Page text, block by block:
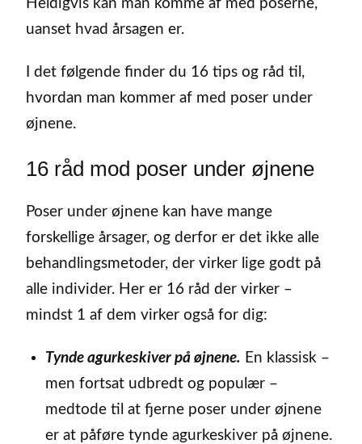
Heldigvis kan man komme af med poserne,
uanset hvad årsagen er.
I det følgende finder du 16 tips og råd til,
hvordan man kommer af med poser under
øjnene.
16 råd mod poser under øjnene
Poser under øjnene kan have mange
forskellige årsager, og derfor er det ikke alle
behandlingsmetoder, der virker lige godt på
alle individer. Her er 16 råd der virker –
mindst 1 af dem virker også for dig:
Tynde agurkeskiver på øjnene. En klassisk –
men fortsat udbredt og populær –
medtode til at fjerne poser under øjnene
er at påføre tynde agurkeskiver på øjnene.